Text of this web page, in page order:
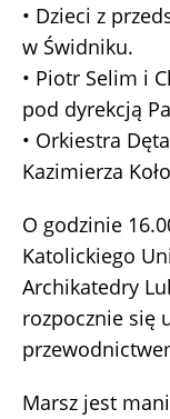
• Dzieci z
w Świdniku.
• Piotr Selim i
pod dyrekcją
• Orkiestra
Kazimierza
O godzinie
Katolickiego
Archikatedry
rozpocznie się
Marsz jest